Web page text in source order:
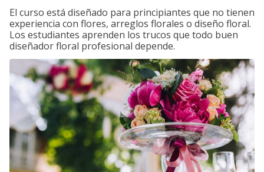
El curso está diseñado para principiantes que no tienen
experiencia con flores, arreglos florales o diseño floral.
Los estudiantes aprenden los trucos que todo buen
diseñador floral profesional depende.